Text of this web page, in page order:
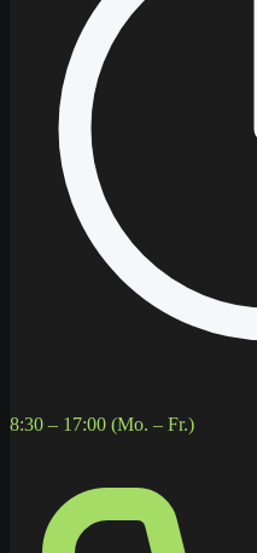
8:30 – 17:00 (Mo. – Fr.)